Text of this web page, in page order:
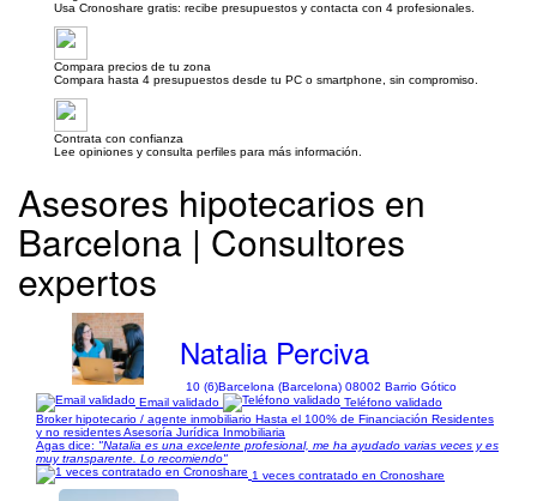
Usa Cronoshare gratis: recibe presupuestos y contacta con 4 profesionales.
Compara precios de tu zona
Compara hasta 4 presupuestos desde tu PC o smartphone, sin compromiso.
Contrata con confianza
Lee opiniones y consulta perfiles para más información.
Asesores hipotecarios en
Barcelona | Consultores
expertos
Natalia Perciva
10 (6)Barcelona (Barcelona) 08002 Barrio Gótico
Email validado
Teléfono validado
Broker hipotecario / agente inmobiliario Hasta el 100% de Financiación Residentes
y no residentes Asesoría Jurídica Inmobiliaria
Agas dice: "Natalia es una excelente profesional, me ha ayudado varias veces y es
muy transparente. Lo recomiendo"
1 veces contratado en Cronoshare